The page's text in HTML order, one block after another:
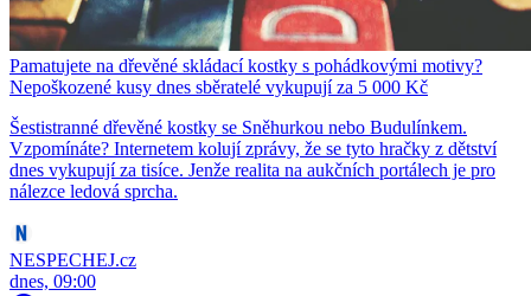
Pamatujete na dřevěné skládací kostky s pohádkovými motivy?
Nepoškozené kusy dnes sběratelé vykupují za 5 000 Kč
Šestistranné dřevěné kostky se Sněhurkou nebo Budulínkem.
Vzpomínáte? Internetem kolují zprávy, že se tyto hračky z dětství
dnes vykupují za tisíce. Jenže realita na aukčních portálech je pro
nálezce ledová sprcha.
NESPECHEJ.cz
dnes, 09:00